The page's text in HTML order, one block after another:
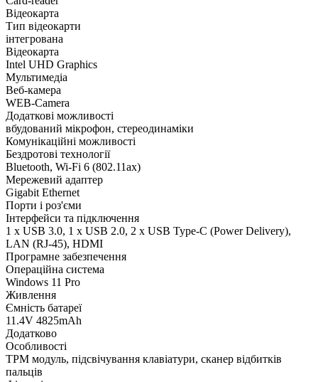
Відеокарта
Тип відеокарти
інтегрована
Відеокарта
Intel UHD Graphics
Мультимедіа
Веб-камера
WEB-Camera
Додаткові можливості
вбудований мікрофон, стереодинаміки
Комунікаційні можливості
Бездротові технології
Bluetooth, Wi-Fi 6 (802.11aх)
Мережевий адаптер
Gigabit Ethernet
Порти і роз'єми
Інтерфейси та підключення
1 x USB 3.0, 1 х USB 2.0, 2 х USB Type-C (Power Delivery),
LAN (RJ-45), HDMI
Програмне забезпечення
Операційна система
Windows 11 Pro
Живлення
Ємність батареї
11.4V 4825mAh
Додатково
Особливості
TPM модуль, підсвічування клавіатури, сканер відбитків
пальців